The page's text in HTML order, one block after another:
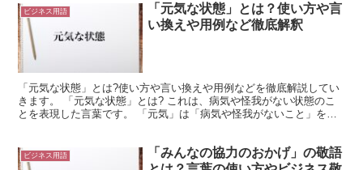
ビジネス用語
「元気な状態」とは？使い方や言
い換えや用例など徹底解釈
「元気な状態」とは?使い方や言い換えや用例などを徹底解説してい
きます。 「元気な状態」とは? これは、病気や怪我がない状態のこ
とを表現した言葉です。 「元気」は「病気や怪我がないこと」を意
ビジネス用語
「みんなの協力のおかげ」の敬語